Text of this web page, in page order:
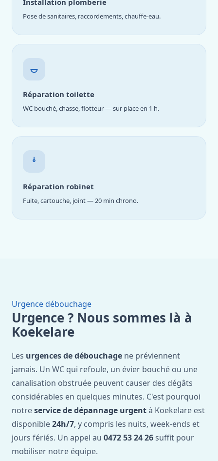
Installation plomberie
Pose de sanitaires, raccordements, chauffe-eau.
Réparation toilette
WC bouché, chasse, flotteur — sur place en 1 h.
Réparation robinet
Fuite, cartouche, joint — 20 min chrono.
Urgence débouchage
Urgence ? Nous sommes là à
Koekelare
Les urgences de débouchage ne préviennent
jamais. Un WC qui refoule, un évier bouché ou une
canalisation obstruée peuvent causer des dégâts
considérables en quelques minutes. C'est pourquoi
notreservice de dépannage urgentà Koekelare est
disponible24h/7, y compris les nuits, week-ends et
jours fériés. Un appel au 0472 53 24 26 suffit pour
mobiliser notre équipe.